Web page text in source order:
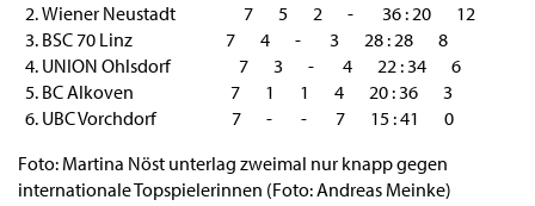
Wiener Neustadt 7 5 2 - 36 : 20 12
BSC 70 Linz 7 4 - 3 28 : 28 8
UNION Ohlsdorf 7 3 - 4 22 : 34 6
BC Alkoven 7 1 1 4 20 : 36 3
UBC Vorchdorf 7 - - 7 15 : 41 0
Foto: Martina Nöst unterlag zweimal nur knapp gegen
internationale Topspielerinnen (Foto: Andreas Meinke)